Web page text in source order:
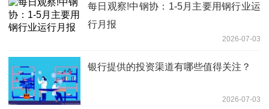
每日观察!中钢协：1-5月主要用钢行业运
行月报
2026-07-03
银行提供的投资渠道有哪些值得关注？
2026-07-03